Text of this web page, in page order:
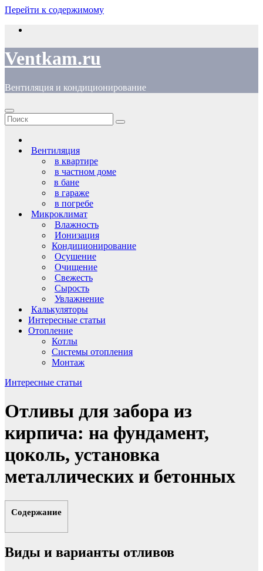
Перейти к содержимому
Ventkam.ru
Вентиляция и кондиционирование
Вентиляция
в квартире
в частном доме
в бане
в гараже
в погребе
Микроклимат
Влажность
Ионизация
Кондиционирование
Осушение
Очищение
Свежесть
Сырость
Увлажнение
Калькуляторы
Интересные статьи
Отопление
Котлы
Системы отопления
Монтаж
Интересные статьи
Отливы для забора из
кирпича: на фундамент,
цоколь, установка
металлических и бетонных
Содержание
Виды и варианты отливов